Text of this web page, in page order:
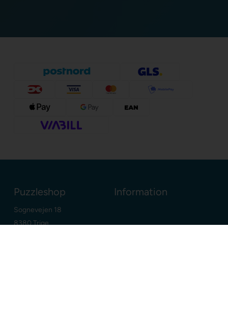
Puzzleshop
Sognevejen 18
8380 Trige
Information